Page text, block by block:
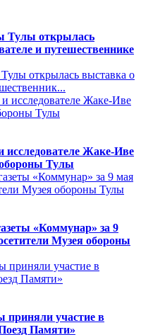
Тулы открылась
и путешественнике
открылась выставка о
исследователе Жаке-Иве
Тулы
«Коммунар» за 9
Музея обороны
приняли участие в
Памяти»